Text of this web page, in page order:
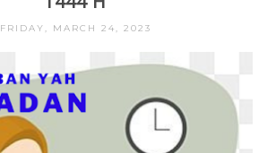
FRIDAY, MARCH 24, 2023